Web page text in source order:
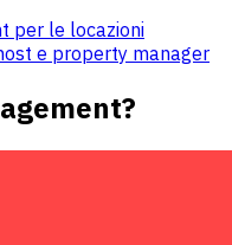
per le locazioni
e property manager